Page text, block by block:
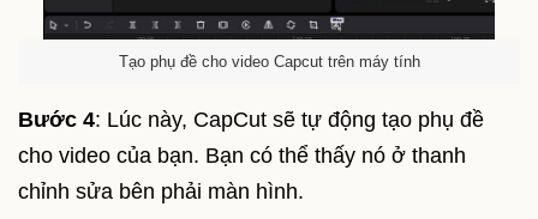
Tạo phụ đề cho video Capcut trên máy tính
Bước 4: Lúc này, CapCut sẽ tự động tạo phụ đề
cho video của bạn. Bạn có thể thấy nó ở thanh
chỉnh sửa bên phải màn hình.